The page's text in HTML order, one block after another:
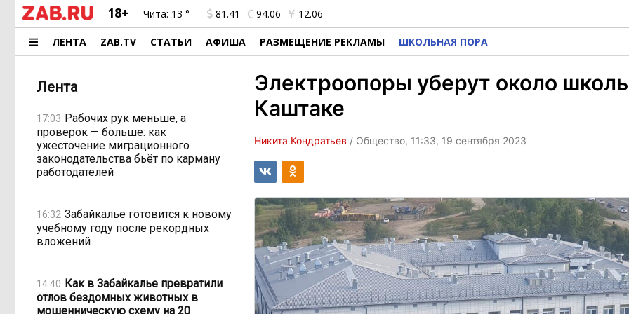
18+ Чита: 13 ° 81.41 94.06 12.06
ЛЕНТА ZAB.TV СТАТЬИ АФИША РАЗМЕЩЕНИЕ РЕКЛАМЫ ШКОЛЬНАЯ ПОРА
Лента
17:03 Рабочих рук меньше, а
проверок — больше: как
ужесточение миграционного
законодательства бьёт по карману
работодателей
16:32 Забайкалье готовится к новому
учебному году после рекордных
вложений
14:40 Как в Забайкалье превратили
отлов бездомных животных в
мошенническую схему на 20
Электроопоры уберут около
Каштаке
Никита Кондратьев / Общество, 11:33, 19 сентября 2023